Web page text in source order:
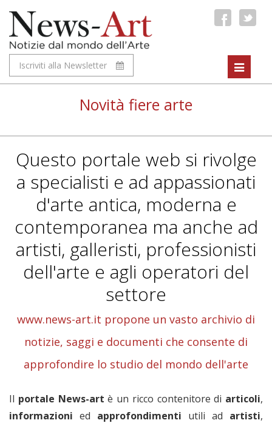
Iscriviti alla Newsletter
Toggle
Novità fiere arte
Questo portale web si rivolge
a specialisti e ad appassionati
d'arte antica, moderna e
contemporanea ma anche ad
artisti, galleristi, professionisti
dell'arte e agli operatori del
settore
www.news-art.it propone un vasto archivio di
notizie, saggi e documenti che consente di
approfondire lo studio del mondo dell'arte
Il portale News-art è un ricco contenitore di articoli,
informazioni ed approfondimenti utili ad artisti,